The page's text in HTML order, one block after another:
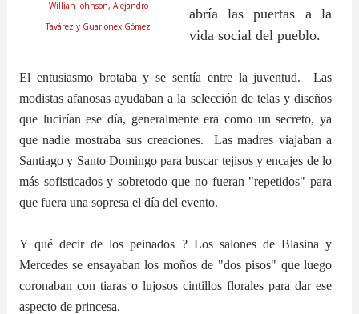
Willian Johnson, Alejandro
Tavárez y Guarionex Gómez
abría las puertas a la
vida social del pueblo.
El entusiasmo brotaba y se sentía entre la juventud. Las
modistas afanosas ayudaban a la selección de telas y diseños
que lucirían ese día, generalmente era como un secreto, ya
que nadie mostraba sus creaciones. Las madres viajaban a
Santiago y Santo Domingo para buscar tejisos y encajes de lo
más sofisticados y sobretodo que no fueran "repetidos" para
que fuera una sopresa el día del evento.
Y qué decir de los peinados ? Los salones de Blasina y
Mercedes se ensayaban los moños de "dos pisos" que luego
coronaban con tiaras o lujosos cintillos florales para dar ese
aspecto de princesa.